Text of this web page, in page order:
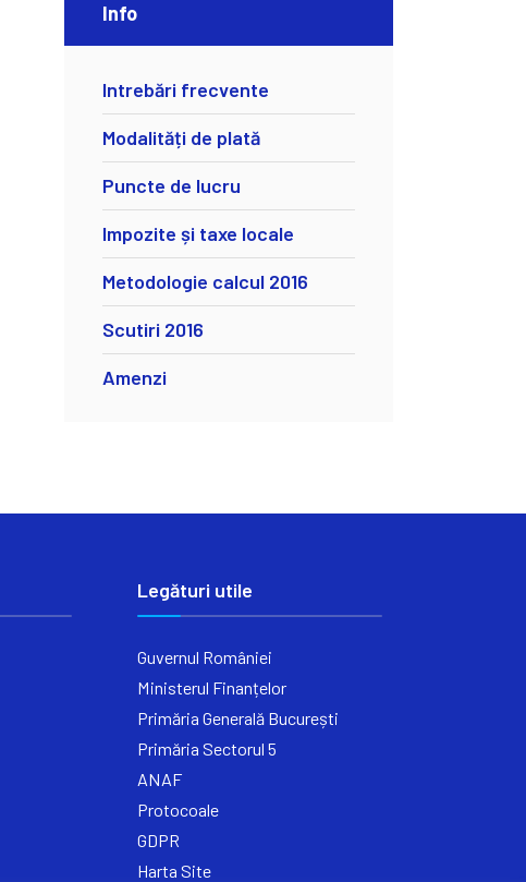
Info
Intrebări frecvente
Modalități de plată
Puncte de lucru
Impozite și taxe locale
Metodologie calcul 2016
Scutiri 2016
Amenzi
Legături utile
Guvernul României
Ministerul Finanțelor
Primăria Generală București
Primăria Sectorul 5
ANAF
Protocoale
GDPR
Harta Site